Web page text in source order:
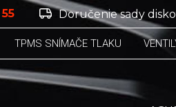
Doručenie sady
TPMS SNÍMAČE TLAKU